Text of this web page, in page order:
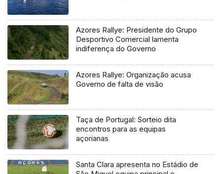
Azores Rallye: Presidente do Grupo
Desportivo Comercial lamenta
indiferença do Governo
Azores Rallye: Organização acusa
Governo de falta de visão
Taça de Portugal: Sorteio dita
encontros para as equipas
açorianas
Santa Clara apresenta no Estádio de